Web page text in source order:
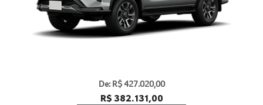
De: R$ 427.020,00
R$ 382.131,00